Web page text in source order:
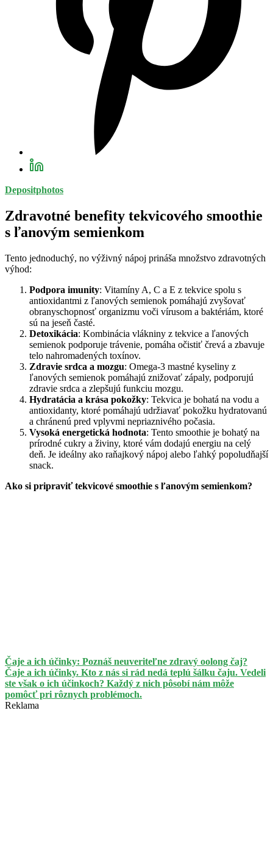
Depositphotos
Zdravotné benefity tekvicového smoothie
s ľanovým semienkom
Tento jednoduchý, no výživný nápoj prináša množstvo zdravotných
výhod:
Podpora imunity: Vitamíny A, C a E z tekvice spolu s
antioxidantmi z ľanových semienok pomáhajú zvyšovať
obranyschopnosť organizmu voči vírusom a baktériám, ktoré
sú na jeseň časté.
Detoxikácia: Kombinácia vlákniny z tekvice a ľanových
semienok podporuje trávenie, pomáha očistiť črevá a zbavuje
telo nahromadených toxínov.
Zdravie srdca a mozgu: Omega-3 mastné kyseliny z
ľanových semienok pomáhajú znižovať zápaly, podporujú
zdravie srdca a zlepšujú funkciu mozgu.
Hydratácia a krása pokožky: Tekvica je bohatá na vodu a
antioxidanty, ktoré pomáhajú udržiavať pokožku hydratovanú
a chránenú pred vplyvmi nepriaznivého počasia.
Vysoká energetická hodnota: Tento smoothie je bohatý na
prírodné cukry a živiny, ktoré vám dodajú energiu na celý
deň. Je ideálny ako raňajkový nápoj alebo ľahký popoludňajší
snack.
Ako si pripraviť tekvicové smoothie s ľanovým semienkom?
Čaje a ich účinky: Poznáš neuveriteľne zdravý oolong čaj?
Čaje a ich účinky. Kto z nás si rád nedá teplú šálku čaju. Vedeli
ste však o ich účinkoch? Každý z nich pôsobí nám môže
pomôcť pri rôznych problémoch.
Reklama